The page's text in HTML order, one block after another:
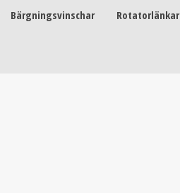
Bärgningsvinschar Rotatorlänkar